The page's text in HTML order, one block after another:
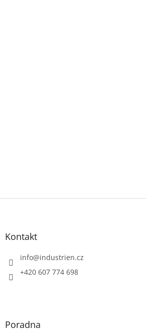
Z
Kontakt
info@industrien.cz
+420 607 774 698
Poradna